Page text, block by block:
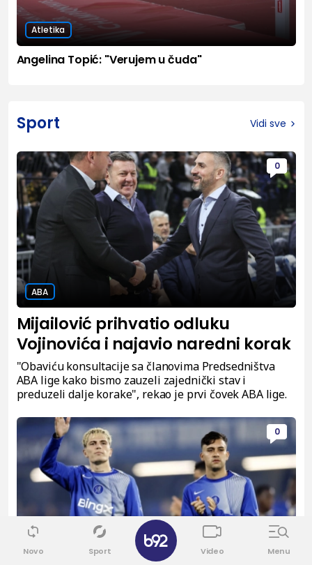
Atletika
Angelina Topić: "Verujem u čuda"
Sport Vidi sve
0
ABA
Mijailović prihvatio odluku
Vojinovića i najavio naredni korak
"Obaviću konsultacije sa članovima Predsedništva
ABA lige kako bismo zauzeli zajednički stav i
preduzeli dalje korake", rekao je prvi čovek ABA lige.
0
Lige petice
Novo Sport Video Menu
✕